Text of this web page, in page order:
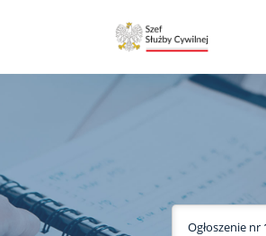
Ogłoszenie nr